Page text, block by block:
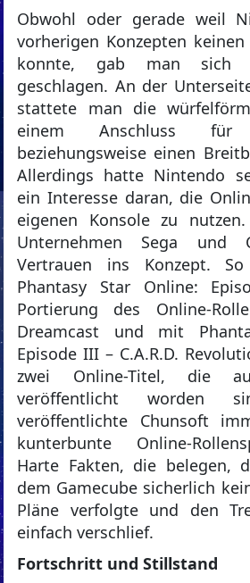
Obwohl oder gerade weil
vorherigen Konzepten
konnte, gab man sich
geschlagen. An der
stattete man die
einem Anschluss
beziehungsweise einen
Allerdings hatte Nintendo
ein Interesse daran, die
eigenen Konsole zu
Unternehmen Sega und
Vertrauen ins Konzept.
Phantasy Star Online:
Portierung des Online-
Dreamcast und mit
Episode III – C.A.R.D.
zwei Online-Titel, die
veröffentlicht worden
veröffentlichte Chunsoft
kunterbunte Online-
Harte Fakten, die belegen,
dem Gamecube sicherlich
Pläne verfolgte und den
einfach verschlief.
Fortschritt und Stillstand